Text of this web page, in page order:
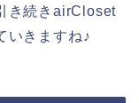
き続きairCloset
いきますね♪